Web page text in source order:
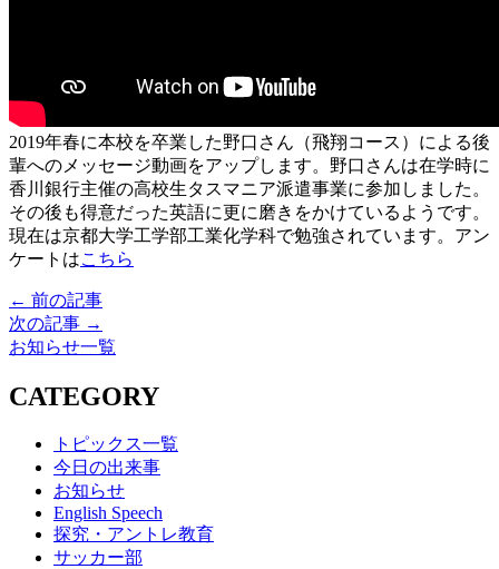
2019年春に本校を卒業した野口さん（飛翔コース）による後
輩へのメッセージ動画をアップします。野口さんは在学時に
香川銀行主催の高校生タスマニア派遣事業に参加しました。
その後も得意だった英語に更に磨きをかけているようです。
現在は京都大学工学部工業化学科で勉強されています。アン
ケートはこちら
← 前の記事
次の記事 →
お知らせ一覧
CATEGORY
トピックス一覧
今日の出来事
お知らせ
English Speech
探究・アントレ教育
サッカー部